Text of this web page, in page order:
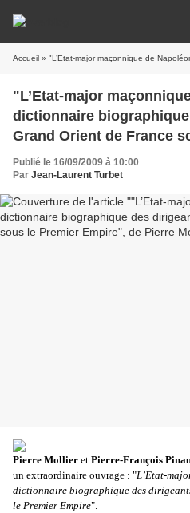
Accueil » "L’Etat-major maçonnique de Napoléon, dictionnaire biographique des dirigeants du
"L’Etat-major
dictionnaire
Grand Orient de France
Empire", de Pierre Mollier
Pinaud.
Publié le 16/09/2009 à 10:00
Par Jean-Laurent Turbet
Pierre Mollier et Pierre-François
un extraordinaire ouvrage : "L’Etat-
dictionnaire biographique des
le Premier Empire".